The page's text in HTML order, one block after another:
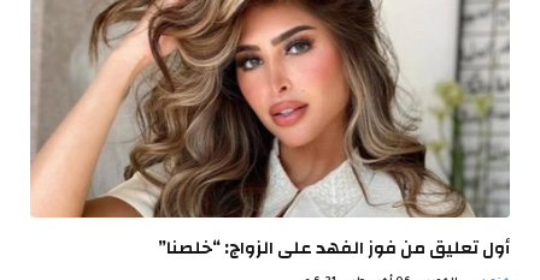
أول تعليق من فوز الفهد على الزواج: “خلصنا”